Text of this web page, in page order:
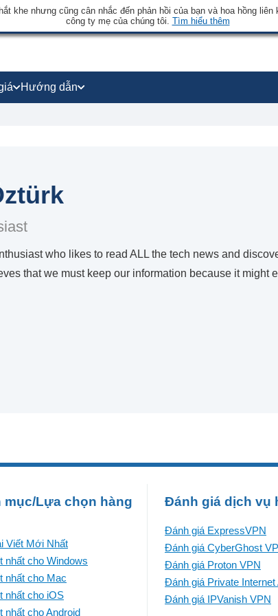
khe nhưng cũng cân nhắc đến phản hồi của bạn và hoa hồng
công ty mẹ của chúng tôi. Tìm hiểu thêm
Hướng dẫn
who likes to read ALL the tech news and
that we must keep our information because it might
mục/Lựa chọn hàng
Viết Mới Nhất
nhất cho Windows
nhất cho Mac
nhất cho iOS
nhất cho Android
Đánh giá dịch vụ
Đánh giá ExpressVPN
Đánh giá CyberGhost
Đánh giá Proton VPN
Đánh giá Private Internet
Đánh giá IPVanish VPN